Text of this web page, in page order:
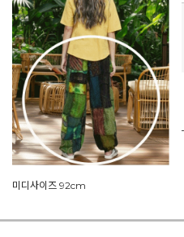
미디사이즈 92cm